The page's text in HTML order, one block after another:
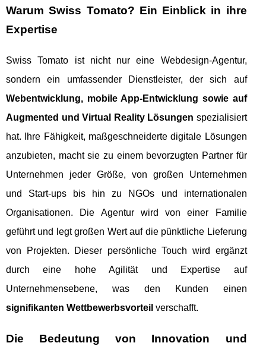
Warum Swiss Tomato? Ein Einblick in ihre
Expertise
Swiss Tomato ist nicht nur eine Webdesign-Agentur,
sondern ein umfassender Dienstleister, der sich auf
Webentwicklung, mobile App-Entwicklung sowie auf
Augmented und Virtual Reality Lösungen spezialisiert
hat. Ihre Fähigkeit, maßgeschneiderte digitale Lösungen
anzubieten, macht sie zu einem bevorzugten Partner für
Unternehmen jeder Größe, von großen Unternehmen
und Start-ups bis hin zu NGOs und internationalen
Organisationen. Die Agentur wird von einer Familie
geführt und legt großen Wert auf die pünktliche Lieferung
von Projekten. Dieser persönliche Touch wird ergänzt
durch eine hohe Agilität und Expertise auf
Unternehmensebene, was den Kunden einen
signifikanten Wettbewerbsvorteil verschafft.
Die Bedeutung von Innovation und